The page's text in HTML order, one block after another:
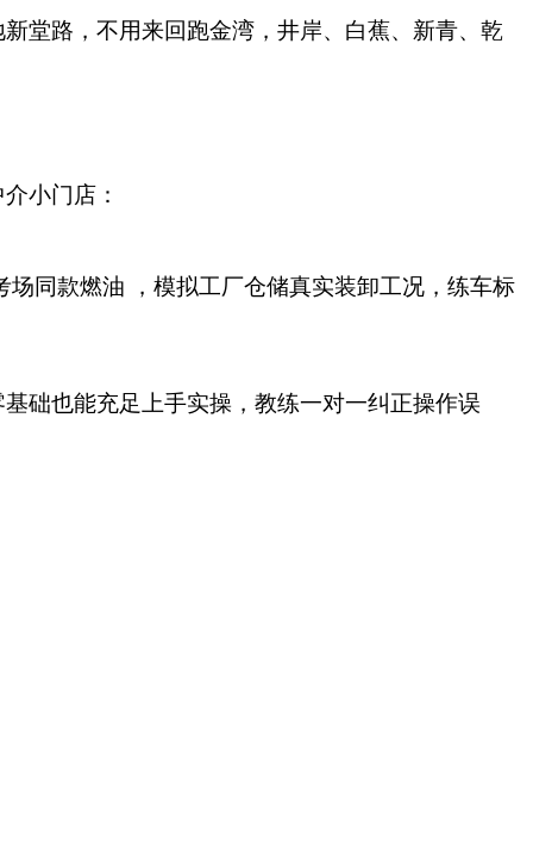
堂路，不用来回跑金湾，井岸、白蕉、新青、乾
小门店：
同款燃油 ，模拟工厂仓储真实装卸工况，练车标
础也能充足上手实操，教练一对一纠正操作误